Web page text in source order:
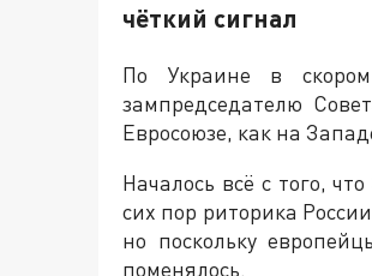
чёткий сигнал
По Украине в
зампредседателю
Евросоюзе, как на
Началось всё с того,
сих пор риторика
но поскольку
поменялось.